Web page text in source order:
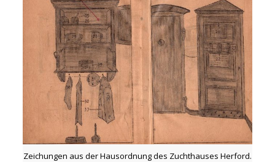
Zeichungen aus der Hausordnung des Zuchthauses Herford.